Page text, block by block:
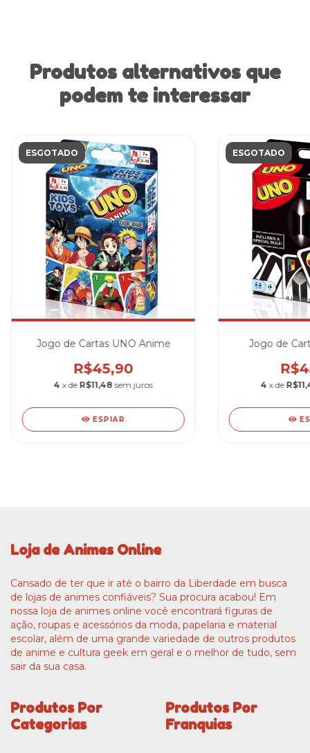
Produtos alternativos que
podem te interessar
ESGOTADO
Jogo de Cartas UNO Anime
R$45,90
4 x de R$11,48 sem juros
ESPIAR
ESGOTADO
Jogo de
4 x de
Loja de Animes Online
Cansado de ter que ir até o bairro da Liberdade em busca
de lojas de animes confiáveis? Sua procura acabou! Em
nossa loja de animes online você encontrará figuras de
ação, roupas e acessórios da moda, papelaria e material
escolar, além de uma grande variedade de outros produtos
de anime e cultura geek em geral e o melhor de tudo, sem
sair da sua casa.
Produtos Por
Categorias
Produtos Por
Franquias